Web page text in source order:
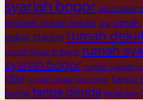
syariah bogor perumahan
properti syariah bekasi riba rumah
dekat stasiun rumah
rumah dijual di Bogor rumah
syariah bogor rumah syariah
riba rumah tanpa riba bogor tanpa
bunga tanpa denda tanpa riba